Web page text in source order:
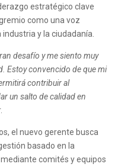
estratégico clave
como una voz
y la ciudadanía.
desafío y me siento muy
Estoy convencido de que mi
contribuir al
un salto de calidad en
el nuevo gerente busca
basado en la
comités y equipos